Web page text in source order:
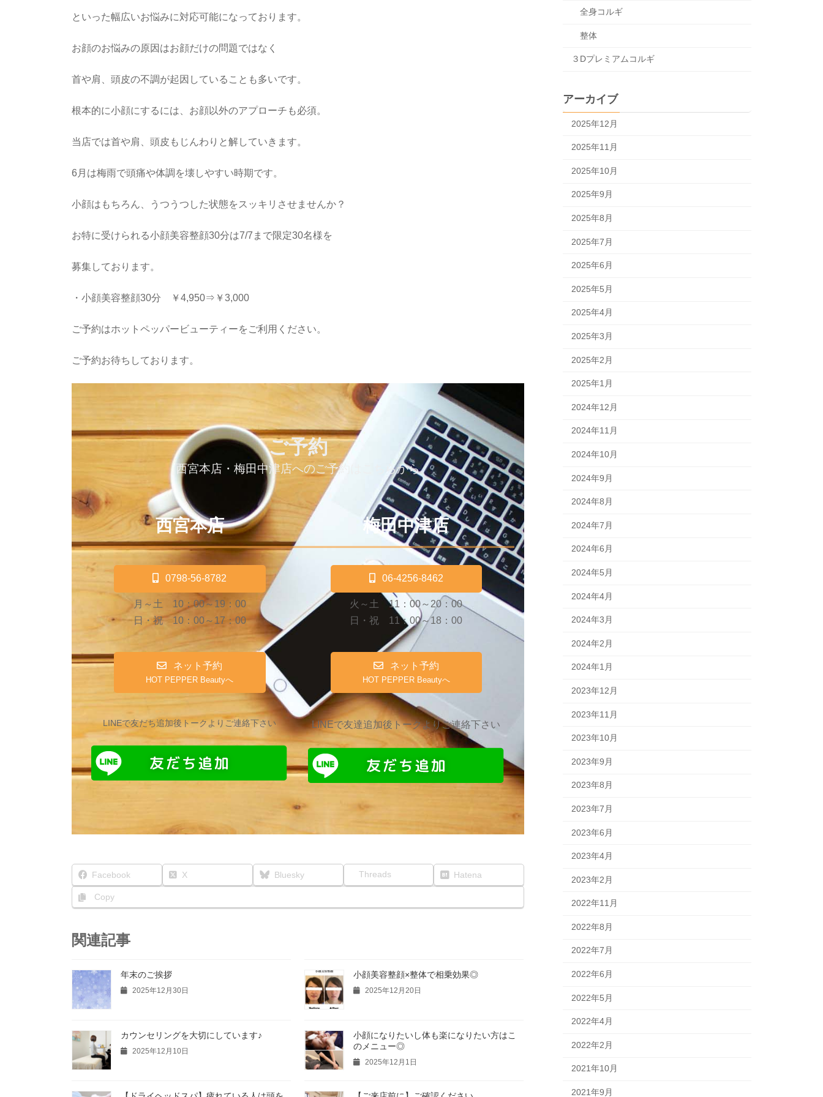
といった幅広いお悩みに対応可能になっております。
お顔のお悩みの原因はお顔だけの問題ではなく
首や肩、頭皮の不調が起因していることも多いです。
根本的に小顔にするには、お顔以外のアプローチも必須。
当店では首や肩、頭皮もじんわりと解していきます。
6月は梅雨で頭痛や体調を壊しやすい時期です。
小顔はもちろん、うつうつした状態をスッキリさせませんか？
お特に受けられる小顔美容整顔30分は7/7まで限定30名様を
募集しております。
・小顔美容整顔30分 ￥4,950⇒￥3,000
ご予約はホットペッパービューティーをご利用ください。
ご予約お待ちしております。
ご予約
西宮本店・梅田中津店へのご予約はこちらから
西宮本店
0798-56-8782
月～土 10：00～19：00
日・祝 10：00～17：00
ネット予約
HOT PEPPER Beautyへ
LINEで友だち追加後トークよりご連絡下さい
梅田中津店
06-4256-8462
火～土 11：00～20：00
日・祝 11：00～18：00
ネット予約
HOT PEPPER Beautyへ
LINEで友達追加後トークよりご連絡下さい
Facebook X Bluesky Threads Hatena
Copy
関連記事
年末のご挨拶
2025年12月30日
小顔美容整顔×整体で相乗効果◎
2025年12月20日
カウンセリングを大切にしています♪
2025年12月10日
小顔になりたいし体も楽になりたい方はこ
のメニュー◎
2025年12月1日
全身コルギ
整体
３Dプレミアムコルギ
アーカイブ
2025年12月
2025年11月
2025年10月
2025年9月
2025年8月
2025年7月
2025年6月
2025年5月
2025年4月
2025年3月
2025年2月
2025年1月
2024年12月
2024年11月
2024年10月
2024年9月
2024年8月
2024年7月
2024年6月
2024年5月
2024年4月
2024年3月
2024年2月
2024年1月
2023年12月
2023年11月
2023年10月
2023年9月
2023年8月
2023年7月
2023年6月
2023年4月
2023年2月
2022年11月
2022年8月
2022年7月
2022年6月
2022年5月
2022年4月
2022年2月
2021年10月
2021年9月